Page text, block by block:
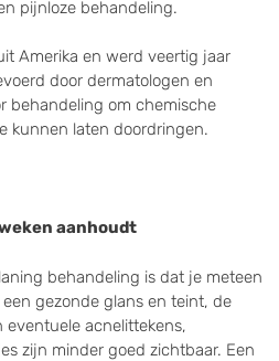
pijnloze behandeling.
Amerika en werd veertig jaar
door dermatologen en
behandeling om chemische
kunnen laten doordringen.
aanhoudt
behandeling is dat je meteen
gezonde glans en teint, de
acnelittekens,
zijn minder goed zichtbaar. Een